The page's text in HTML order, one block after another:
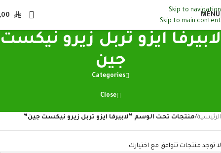
Skip to navigation
Skip to main content
MENU
لابيرفا ايزو تربل زيرو نيكست
جين
Categories
Close
الرئيسية/منتجات تحت الوسم “لابيرفا ايزو تربل زيرو نيكست جين”
لا توجد منتجات تتوافق مع اختيارك.